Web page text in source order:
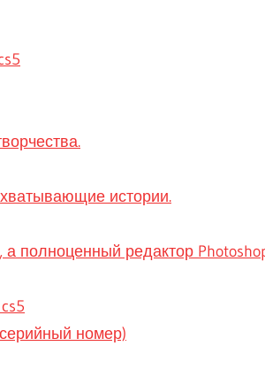
истории.
полноценный редактор
номер)